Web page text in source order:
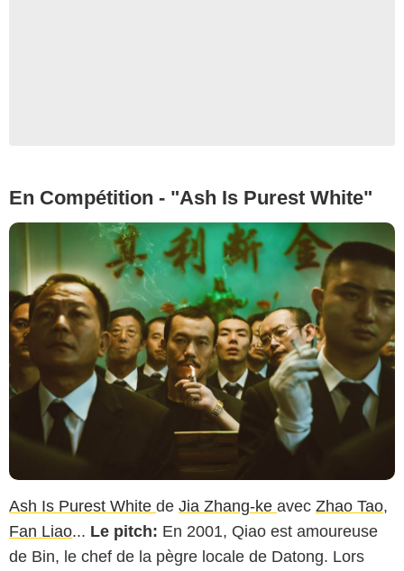
En Compétition - "Ash Is Purest White"
Ash Is Purest White de Jia Zhang-ke avec Zhao Tao,
Fan Liao... Le pitch: En 2001, Qiao est amoureuse
de Bin, le chef de la pègre locale de Datong. Lors